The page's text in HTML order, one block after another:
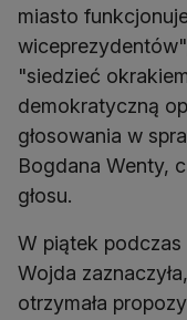
miasto
"siedzieć
demokratyczną
głosowania w
Bogdana Wenty,
głosu.
W piątek
Wojda
otrzymała